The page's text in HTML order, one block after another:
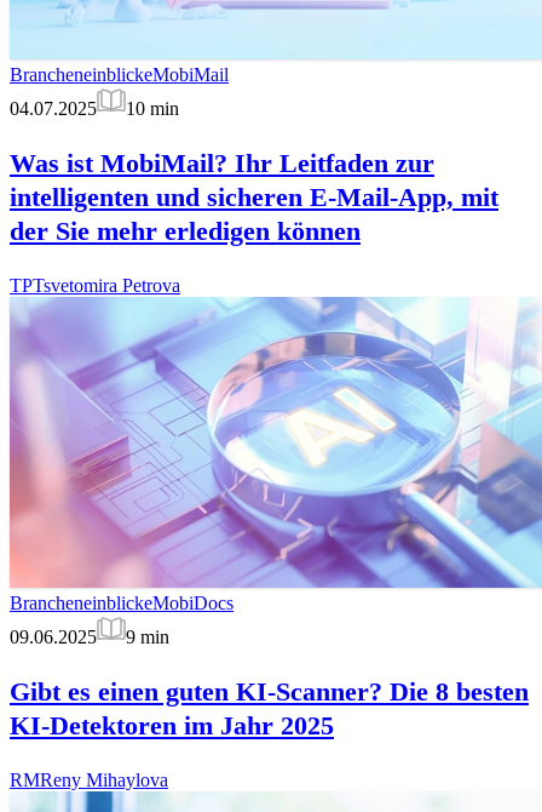
BrancheneinblickeMobiMail
04.07.2025
10 min
Was ist MobiMail? Ihr Leitfaden zur
intelligenten und sicheren E-Mail-App, mit
der Sie mehr erledigen können
TPTsvetomira Petrova
BrancheneinblickeMobiDocs
09.06.2025
9 min
Gibt es einen guten KI-Scanner? Die 8 besten
KI-Detektoren im Jahr 2025
RMReny Mihaylova